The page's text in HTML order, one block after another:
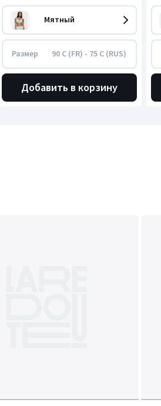
Мятный
Размер 90 C (FR) - 75 C (RUS)
Добавить в корзину